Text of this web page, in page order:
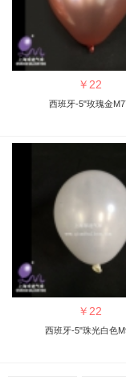
￥22
西班牙-5"玫瑰金
￥22
西班牙-5"珠光白色